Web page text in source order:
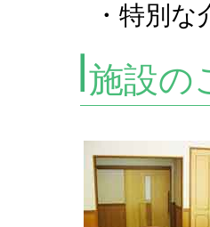
・特別
施設の